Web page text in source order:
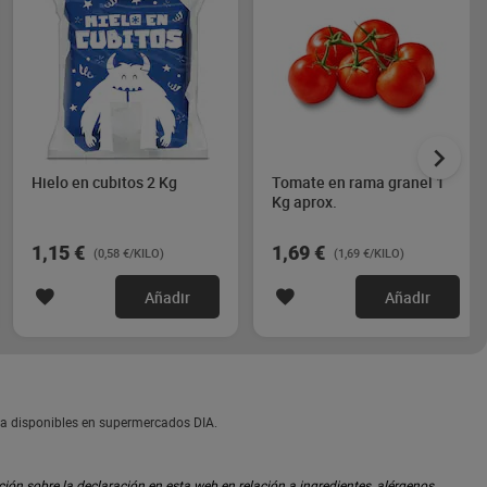
Hielo en cubitos 2 Kg
1,15 € (0,58 €/KILO)
Añadir
Tomate en rama granel 1
Kg aprox.
1,69 € (1,69 €/KILO)
Añadir
en supermercados DIA.